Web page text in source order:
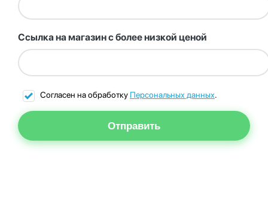
Ссылка на магазин с более низкой ценой
Согласен на обработку Персональных данных.
Отправить